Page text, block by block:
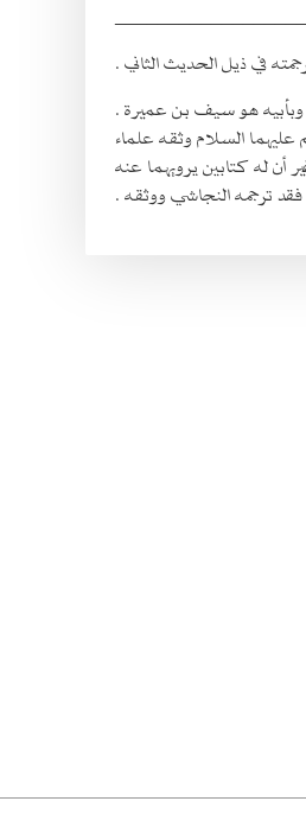
السلام وثقه علماء
أن له كتابين يرويهما عنه
ترجمه النجاشي ووثقه .